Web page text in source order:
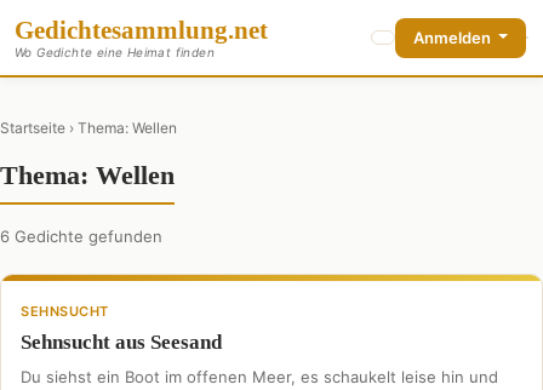
Gedichtesammlung.net
Wo Gedichte eine Heimat finden
Anmelden
Startseite › Thema: Wellen
Thema: Wellen
6 Gedichte gefunden
SEHNSUCHT
Sehnsucht aus Seesand
Du siehst ein Boot im offenen Meer, es schaukelt leise hin und